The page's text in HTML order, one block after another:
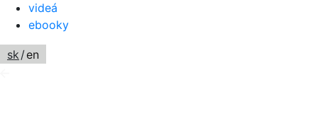
videá
ebooky
sk/en